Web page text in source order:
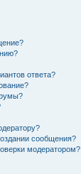
ответа?
сообщения?
модератором?